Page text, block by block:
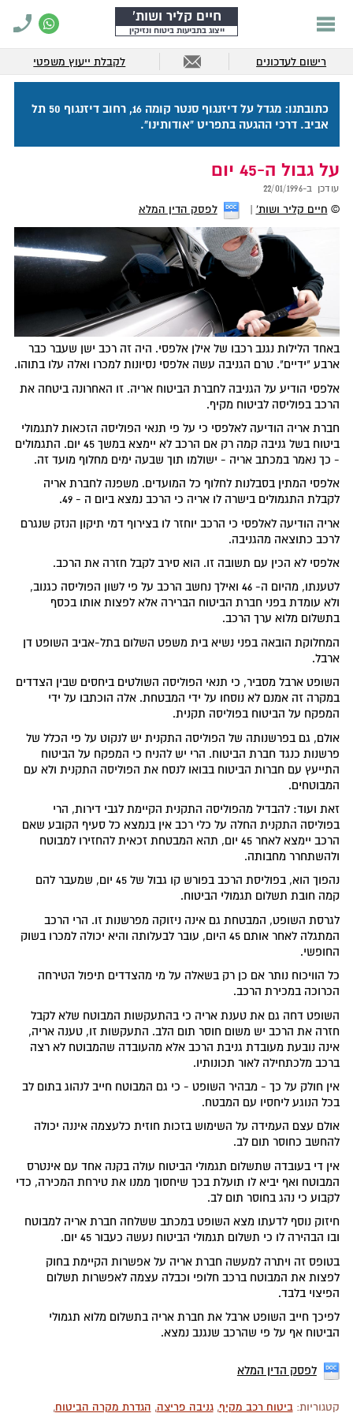
חיים קליר ושות'
ייצוג בתביעות ביטוח ונזיקין
רישום לעדכונים לקבלת ייעוץ משפטי
כתובתנו: מגדל על דיזנגוף סנטר קומה 16, רחוב דיזנגוף 50 תל
אביב. דרכי ההגעה בתפריט "אודותינו".
על גבול ה-45 יום
עודכן ב-22/01/1996
© חיים קליר ושות' לפסק הדין המלא
באחד הלילות נגנב רכבו של אילן אלפסי. היה זה רכב ישן שעבר כבר
ארבע "ידיים". טרם הגניבה עשה אלפסי נסיונות למכרו ואלה עלו בתוהו.
אלפסי הודיע על הגניבה לחברת הביטוח אריה. זו האחרונה ביטחה את
הרכב בפוליסה לביטוח מקיף.
חברת אריה הודיעה לאלפסי כי על פי תנאי הפוליסה הזכאות לתגמולי
ביטוח בשל גניבה קמה רק אם הרכב לא יימצא במשך 45 יום. התגמולים
- כך נאמר במכתב אריה - ישולמו תוך שבעה ימים מחלוף מועד זה.
אלפסי המתין בסבלנות לחלוף כל המועדים. משפנה לחברת אריה
לקבלת התגמולים בישרה לו אריה כי הרכב נמצא ביום ה - 49.
אריה הודיעה לאלפסי כי הרכב יוחזר לו בצירוף דמי תיקון הנזק שנגרם
לרכב כתוצאה מהגניבה.
אלפסי לא הכין עם תשובה זו. הוא סירב לקבל חזרה את הרכב.
לטענתו, מהיום ה- 46 ואילך נחשב הרכב על פי לשון הפוליסה כגנוב,
ולא עומדת בפני חברת הביטוח הברירה אלא לפצות אותו בכסף
בתשלום מלוא ערך הרכב.
המחלוקת הובאה בפני נשיא בית משפט השלום בתל-אביב השופט דן
ארבל.
השופט ארבל מסביר, כי תנאי הפוליסה השולטים ביחסים שבין הצדדים
במקרה זה אמנם לא נוסחו על ידי המבטחת. אלה הוכתבו על ידי
המפקח על הביטוח בפוליסה תקנית.
אולם, גם בפרשנותה של הפוליסה התקנית יש לנקוט על פי הכלל של
פרשנות כנגד חברת הביטוח. הרי יש להניח כי המפקח על הביטוח
התייעץ עם חברות הביטוח בבואו לנסח את הפוליסה התקנית ולא עם
המבוטחים.
זאת ועוד: להבדיל מהפוליסה התקנית הקיימת לגבי דירות, הרי
בפוליסה התקנית החלה על כלי רכב אין בנמצא כל סעיף הקובע שאם
הרכב יימצא לאחר 45 יום, תהא המבטחת זכאית להחזירו למבוטח
ולהשתחרר מחבותה.
נהפוך הוא, בפוליסת הרכב בפורש קו גבול של 45 יום, שמעבר להם
קמה חובת תשלום תגמולי הביטוח.
לגרסת השופט, המבטחת גם אינה ניזוקה מפרשנות זו. הרי הרכב
המתגלה לאחר אותם 45 היום, עובר לבעלותה והיא יכולה למכרו בשוק
החופשי.
כל הוויכוח נותר אם כן רק בשאלה על מי מהצדדים תיפול הטירחה
הכרוכה במכירת הרכב.
השופט דחה גם את טענת אריה כי בהתעקשות המבוטח שלא לקבל
חזרה את הרכב יש משום חוסר תום הלב. התעקשות זו, טענה אריה,
אינה נובעת מעובדת גניבת הרכב אלא מהעובדה שהמבוטח לא רצה
ברכב מלכתחילה לאור תכונותיו.
אין חולק על כך - מבהיר השופט - כי גם המבוטח חייב לנהוג בתום לב
בכל הנוגע ליחסיו עם המבטח.
אולם עצם העמידה על השימוש בזכות חוזית כלעצמה איננה יכולה
להחשב כחוסר תום לב.
אין די בעובדה שתשלום תגמולי הביטוח עולה בקנה אחד עם אינטרס
המבוטח ואף יביא לו תועלת בכך שיחסוך ממנו את טירחת המכירה, כדי
לקבוע כי נהג בחוסר תום לב.
חיזוק נוסף לדעתו מצא השופט במכתב ששלחה חברת אריה למבוטח
ובו הבהירה לו כי תשלום תגמולי הביטוח נעשה כעבור 45 יום.
בטופס זה ויתרה למעשה חברת אריה על אפשרות הקיימת בחוק
לפצות את המבוטח ברכב חלופי וכבלה עצמה לאפשרות תשלום
הפיצוי בלבד.
לפיכך חייב השופט ארבל את חברת אריה בתשלום מלוא תגמולי
הביטוח אף על פי שהרכב שנגנב נמצא.
לפסק הדין המלא
קטגוריות:ביטוח רכב מקיף,גניבה פריצה, הגדרת מקרה הביטוח,